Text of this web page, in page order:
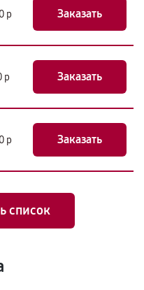
р Заказать
р Заказать
р Заказать
список